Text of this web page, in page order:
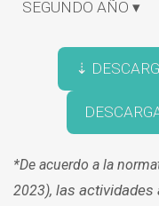
SEGUNDO AÑO ▾
⇣
*De acuerdo a la
2023), las